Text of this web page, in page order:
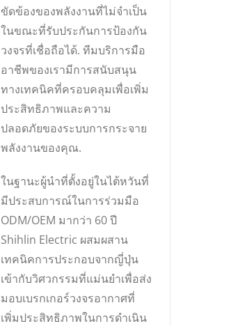
ขัดข้องของพลังงานที่ไม่จำเป็น
ในขณะที่รับประกันการป้องกัน
วงจรที่เชื่อถือได้. ทีมบริการมือ
อาชีพของเรามีการสนับสนุน
ทางเทคนิคที่ครอบคลุมเพื่อเพิ่ม
ประสิทธิภาพและความ
ปลอดภัยของระบบการกระจาย
พลังงานของคุณ.
ในฐานะผู้นำที่ตั้งอยู่ในไต้หวันที่
มีประสบการณ์ในการร่วมมือ
ODM/OEM มากว่า 60 ปี
Shihlin Electric ผสมผสาน
เทคนิคการประกอบจากญี่ปุ่น
เข้ากับวิศวกรรมที่แม่นยำเพื่อส่ง
มอบเบรกเกอร์วงจรอากาศที่
เพิ่มประสิทธิภาพในการดำเนิน